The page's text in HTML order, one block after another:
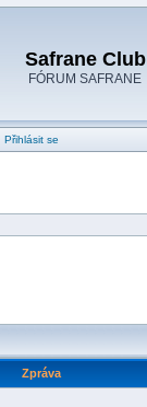
Safrane Club
FÓRUM SAFRANE
Přihlásit se
Zpráva